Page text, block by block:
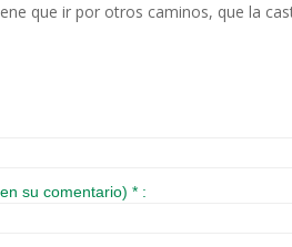
que ir por otros caminos, que la
su comentario) * :